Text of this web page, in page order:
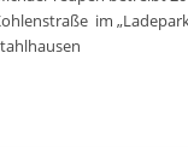
im